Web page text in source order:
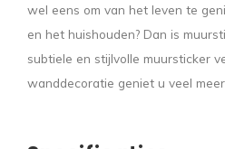
wel eens om van het leven te
en het huishouden? Dan is
subtiele en stijlvolle muursticker
wanddecoratie geniet u veel